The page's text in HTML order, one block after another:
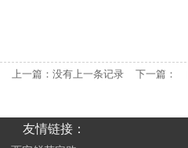
上一篇：没有上一条记录 下一篇：
友情链接：